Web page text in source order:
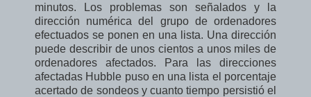
minutos. Los problemas son señalados y la
dirección numérica del grupo de ordenadores
efectuados se ponen en una lista. Una dirección
puede describir de unos cientos a unos miles de
ordenadores afectados. Para las direcciones
afectadas Hubble puso en una lista el porcentaje
acertado de sondeos y cuanto tiempo persistió el